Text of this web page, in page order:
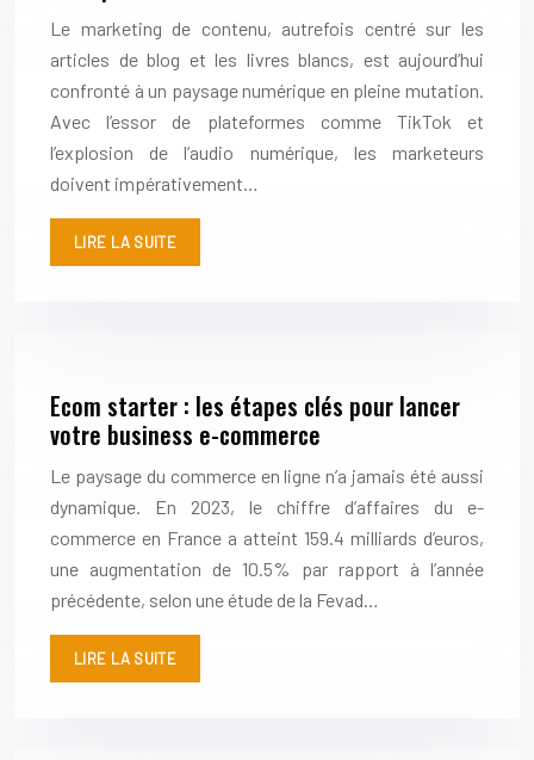
Le marketing de contenu, autrefois centré sur les
articles de blog et les livres blancs, est aujourd’hui
confronté à un paysage numérique en pleine mutation.
Avec l’essor de plateformes comme TikTok et
l’explosion de l’audio numérique, les marketeurs
doivent impérativement…
LIRE LA SUITE
Ecom starter : les étapes clés pour lancer
votre business e-commerce
Le paysage du commerce en ligne n’a jamais été aussi
dynamique. En 2023, le chiffre d’affaires du e-
commerce en France a atteint 159.4 milliards d’euros,
une augmentation de 10.5% par rapport à l’année
précédente, selon une étude de la Fevad…
LIRE LA SUITE